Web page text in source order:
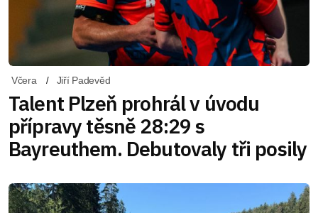
Včera Jiří Padevěd
Talent Plzeň prohrál v úvodu
přípravy těsně 28:29 s
Bayreuthem. Debutovaly tři posily